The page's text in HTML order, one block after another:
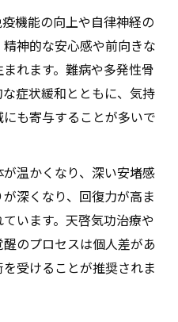
機能の向上や自律神経の
神的な安心感や前向きな
れます。難病や多発性骨
症状緩和とともに、気持
も寄与することが多いで
温かくなり、深い安堵感
深くなり、回復力が高ま
います。天啓気功治療や
のプロセスは個人差があ
受けることが推奨されま